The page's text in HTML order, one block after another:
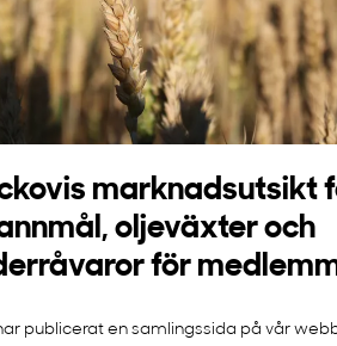
marknadsutsikt
oljeväxter och
för
publicerat en samlingssida på vår